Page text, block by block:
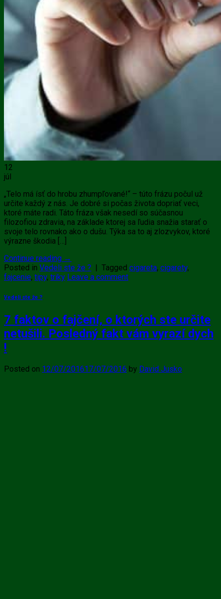
12
júl
„Telo má ísť do hrobu zhumpľované!“ – túto frázu počul už
určite každý z nás. Je dobré si počas života dopriať veci,
ktoré máte radi. Táto fráza však nesedí so súčasnou
filozofiou zdravia, na základe ktorej sa ľudia snažia starať o
svoje telo rovnako ako o dušu. Týka sa to aj zlozvykov, ktoré
výrazne škodia […]
Continue reading →
Posted in Vedeli ste že ? Tagged cigareta, cigarety,
fajcenie, tipy, triky Leave a comment
Vedeli ste že ?
7 faktov o fajčení, o ktorých ste určite
netušili. Posledný fakt vám vyrazí dych
!
Posted on 12/07/201617/07/2016 by David Jusko